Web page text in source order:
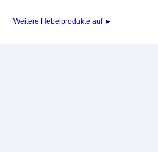
Weitere Hebelprodukte auf ►